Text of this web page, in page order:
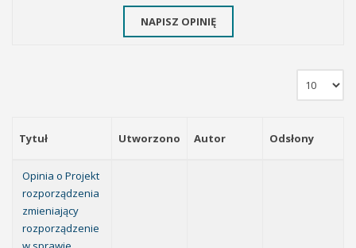
NAPISZ OPINIĘ
Tytuł Utworzono Autor Odsłony
Opinia o Projekt
rozporządzenia
zmieniający
rozporządzenie